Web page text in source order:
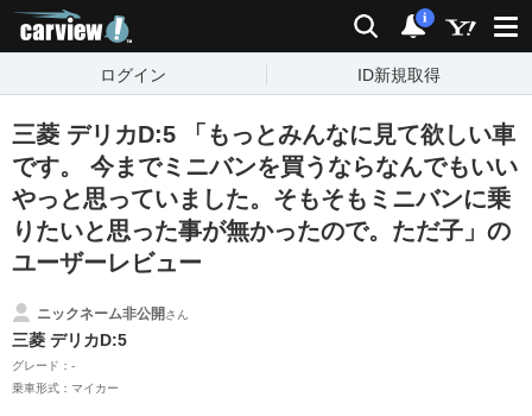
検索 通知
i
ログイン ID新規取得
三菱 デリカD:5 「もっとみんなに見て欲しい車
です。 今までミニバンを買うならなんでもいい
やっと思っていました。そもそもミニバンに乗
りたいと思った事が無かったので。ただ子」の
ユーザーレビュー
ニックネーム非公開さん
三菱 デリカD:5
グレード：-
乗車形式：マイカー